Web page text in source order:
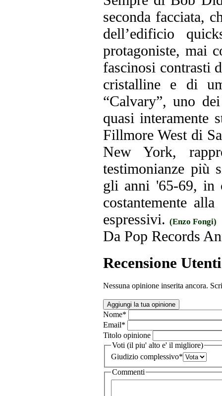
seconda facciata,
dell’edificio
protagoniste, mai
fascinosi contrasti
cristalline e di
“Calvary”, uno
quasi interamente
Fillmore West di
New York,
testimonianze più
gli anni '65-69, in
costantemente
espressivi. (Enzo Fongi)
Da Pop Records
Recensione Utenti
Nessuna opinione inserita ancora.
Aggiungi la tua opinione
Nome*
Email*
Titolo opinione
Voti (il piu' alto e' il migliore)
Giudizio complessivo*
Commenti